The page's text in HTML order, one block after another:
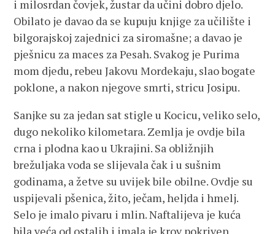
i milosrdan čovjek, žustar da učini dobro djelo.
Obilato je davao da se kupuju knjige za učilište i
bilgorajskoj zajednici za siromašne; a davao je
pješnicu za maces za Pesah. Svakog je Purima
mom djedu, rebeu Jakovu Mordekaju, slao bogate
poklone, a nakon njegove smrti, stricu Josipu.
Sanjke su za jedan sat stigle u Kocicu, veliko selo,
dugo nekoliko kilometara. Zemlja je ovdje bila
crna i plodna kao u Ukrajini. Sa obližnjih
brežuljaka voda se slijevala čak i u sušnim
godinama, a žetve su uvijek bile obilne. Ovdje su
uspijevali pšenica, žito, ječam, heljda i hmelj.
Selo je imalo pivaru i mlin. Naftalijeva je kuća
bila veća od ostalih i imala je krov pokriven